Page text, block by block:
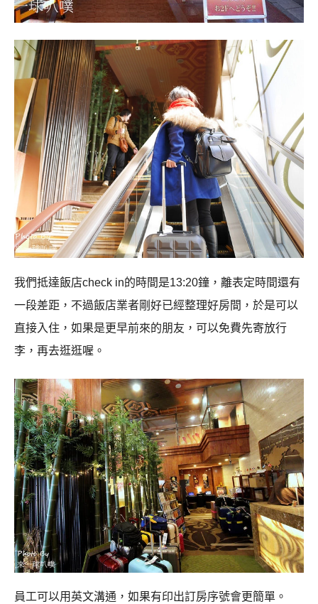
我們抵達飯店check in的時間是13:20鐘，離表定時間還有
一段差距，不過飯店業者剛好已經整理好房間，於是可以
直接入住，如果是更早前來的朋友，可以免費先寄放行
李，再去逛逛喔。
員工可以用英文溝通，如果有印出訂房序號會更簡單。